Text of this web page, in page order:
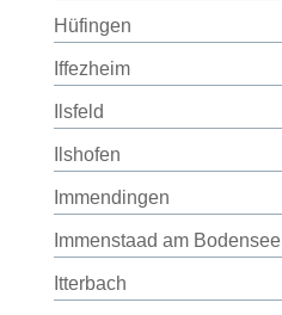
Hüfingen
Iffezheim
Ilsfeld
Ilshofen
Immendingen
Immenstaad am Bodensee
Itterbach